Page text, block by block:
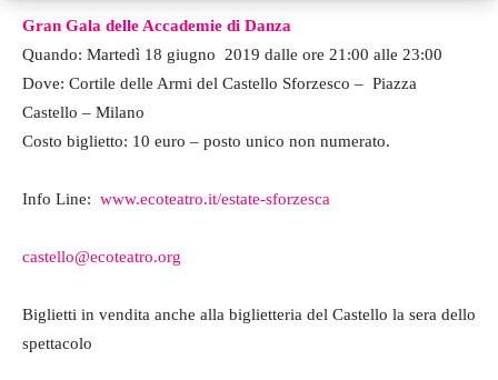
Gran Gala delle Accademie di Danza
Quando: Martedì 18 giugno 2019 dalle ore 21:00 alle 23:00
Dove: Cortile delle Armi del Castello Sforzesco – Piazza
Castello – Milano
Costo biglietto: 10 euro – posto unico non numerato.
Info Line: www.ecoteatro.it/estate-sforzesca
castello@ecoteatro.org
Biglietti in vendita anche alla biglietteria del Castello la sera dello
spettacolo